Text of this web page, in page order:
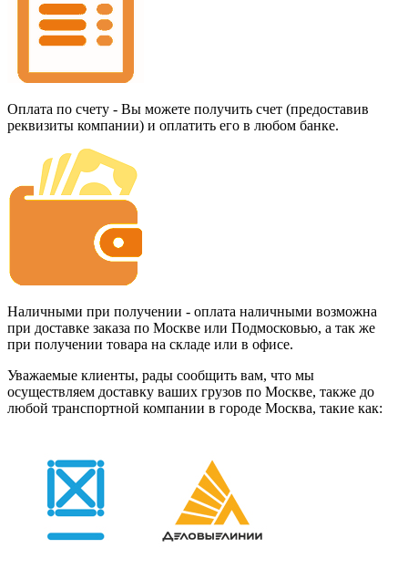
Оплата по счету - Вы можете получить счет (предоставив
реквизиты компании) и оплатить его в любом банке.
Наличными при получении - оплата наличными возможна
при доставке заказа по Москве или Подмосковью, а так же
при получении товара на складе или в офисе.
Уважаемые клиенты, рады сообщить вам, что мы
осуществляем доставку ваших грузов по Москве, также до
любой транспортной компании в городе Москва, такие как: